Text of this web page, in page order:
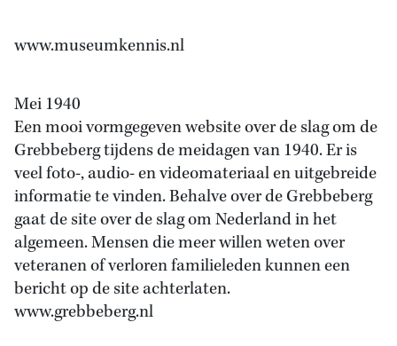
www.museumkennis.nl
Mei 1940
Een mooi vormgegeven website over de slag om de
Grebbeberg tijdens de meidagen van 1940. Er is
veel foto-, audio- en videomateriaal en uitgebreide
informatie te vinden. Behalve over de Grebbeberg
gaat de site over de slag om Nederland in het
algemeen. Mensen die meer willen weten over
veteranen of verloren familieleden kunnen een
bericht op de site achterlaten.
www.grebbeberg.nl